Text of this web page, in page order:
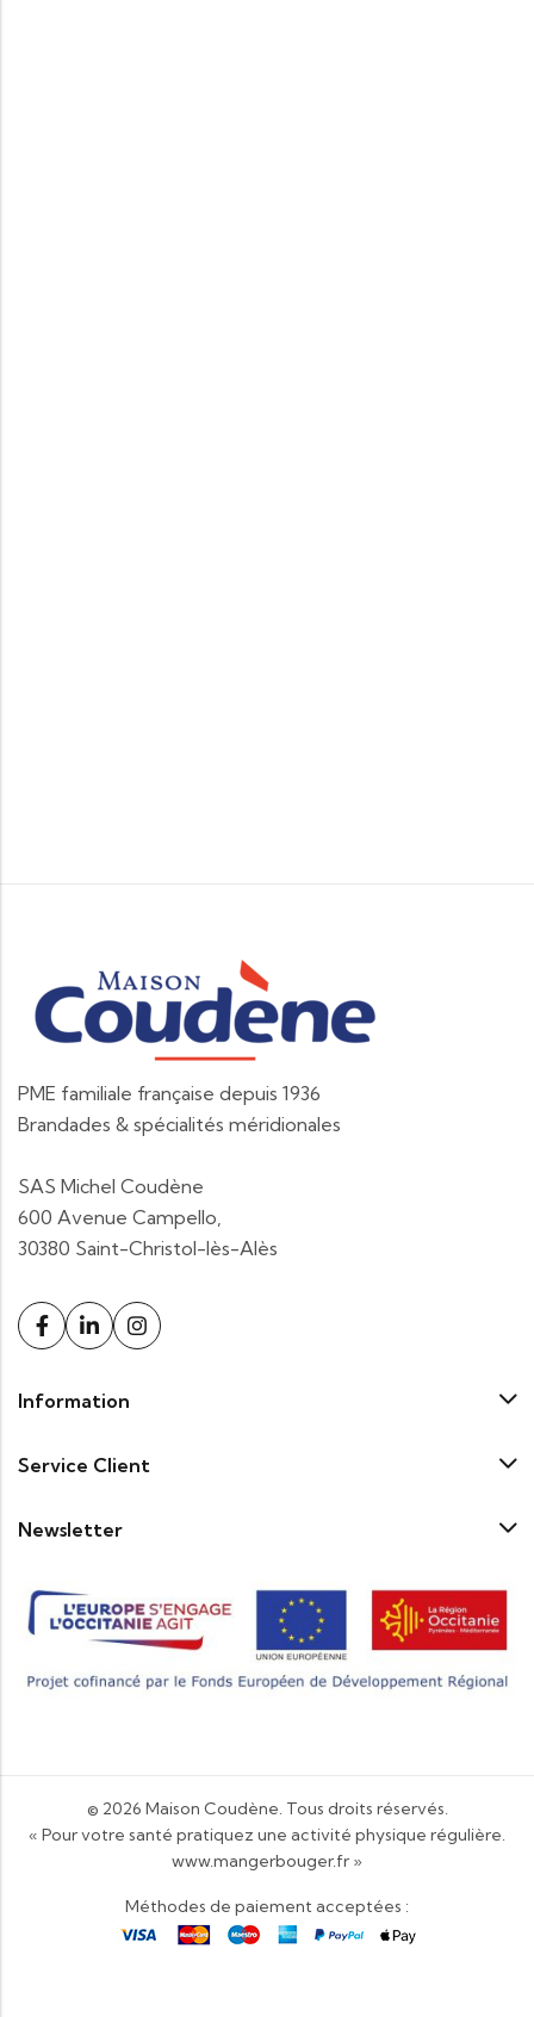
PME familiale française depuis 1936
Brandades & spécialités méridionales
SAS Michel Coudène
600 Avenue Campello,
30380 Saint-Christol-lès-Alès
Information
Service Client
Newsletter
© 2026 Maison Coudène. Tous droits réservés.
« Pour votre santé pratiquez une activité physique régulière.
www.mangerbouger.fr »
Méthodes de paiement acceptées :